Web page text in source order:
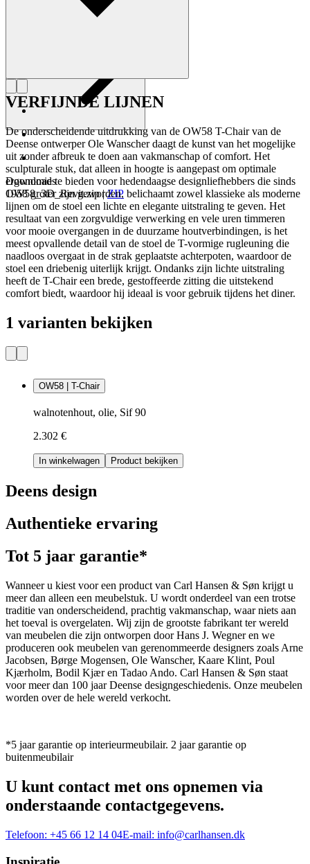
Downloads
OW58_3D_Revit.zip|ZIP
VERFIJNDE LIJNEN
De onderscheidende uitdrukking van de OW58 T-Chair van de
Deense ontwerper Ole Wanscher daagt de kunst van het mogelijke
uit zonder afbreuk te doen aan vakmanschap of comfort. Het
sculpturale stuk, dat alleen in hoogte is aangepast om optimale
ergonomie te bieden voor hedendaagse designliefhebbers die sinds
1958 groter zijn geworden, belichaamt zowel klassieke als moderne
lijnen om de stoel een lichte en elegante uitstraling te geven. Het
resultaat van een zorgvuldige verwerking en vele uren timmeren
voor mooie overgangen in de duurzame houtverbindingen, is het
meest opvallende detail van de stoel de T-vormige rugleuning die
naadloos overgaat in de strak geplaatste achterpoten, waardoor de
stoel een driebenig uiterlijk krijgt. Ondanks zijn lichte uitstraling
heeft de T-Chair een brede, gestoffeerde zitting die uitstekend
comfort biedt, waardoor hij ideaal is voor gebruik tijdens het diner.
1 varianten bekijken
OW58 | T-Chair
walnotenhout, olie, Sif 90
2.302 €
In winkelwagen Product bekijken
Deens design
Authentieke ervaring
Tot 5 jaar garantie*
Wanneer u kiest voor een product van Carl Hansen & Søn krijgt u
meer dan alleen een meubelstuk. U wordt onderdeel van een trotse
traditie van onderscheidend, prachtig vakmanschap, waar niets aan
het toeval is overgelaten. Wij zijn de grootste fabrikant ter wereld
van meubelen die zijn ontworpen door Hans J. Wegner en we
produceren ook meubelen van gerenommeerde designers zoals Arne
Jacobsen, Børge Mogensen, Ole Wanscher, Kaare Klint, Poul
Kjærholm, Bodil Kjær en Tadao Ando. Carl Hansen & Søn staat
voor meer dan 100 jaar Deense designgeschiedenis. Onze meubelen
worden over de hele wereld verkocht.
*5 jaar garantie op interieurmeubilair. 2 jaar garantie op
buitenmeubilair
U kunt contact met ons opnemen via
onderstaande contactgegevens.
Telefoon: +45 66 12 14 04E-mail: info@carlhansen.dk